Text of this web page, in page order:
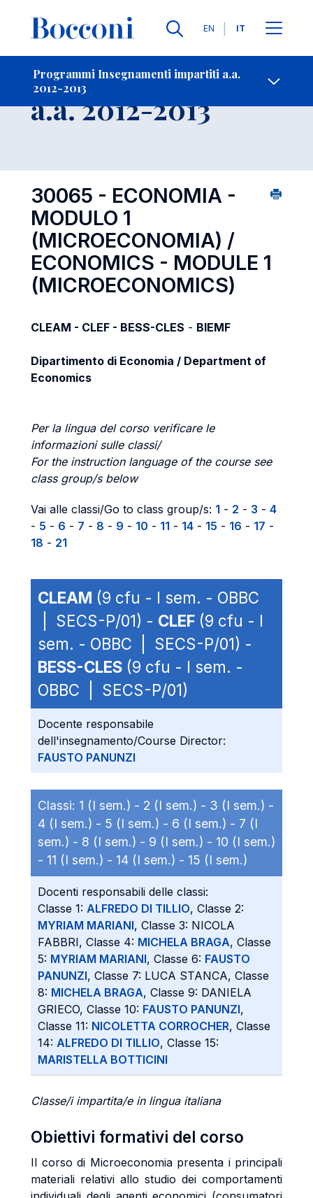
Lingue
EN IT
Programmi Insegnamenti impartiti a.a.
2012-2013
-
Insegnamento
a.a. 2012-2013
30065 - ECONOMIA -
MODULO 1
(MICROECONOMIA) /
ECONOMICS - MODULE 1
(MICROECONOMICS)
CLEAM - CLEF - BESS-CLES - BIEMF
Dipartimento di Economia / Department of
Economics
Per la lingua del corso verificare le
informazioni sulle classi/
For the instruction language of the course see
class group/s below
Vai alle classi/Go to class group/s: 1 - 2 - 3 - 4
- 5 - 6 - 7 - 8 - 9 - 10 - 11 - 14 - 15 - 16 - 17 -
18 - 21
CLEAM (9 cfu - I sem. - OBBC
| SECS-P/01) - CLEF (9 cfu - I
sem. - OBBC | SECS-P/01) -
BESS-CLES (9 cfu - I sem. -
OBBC | SECS-P/01)
Docente responsabile
dell'insegnamento/Course Director:
FAUSTO PANUNZI
Classi: 1 (I sem.) - 2 (I sem.) - 3 (I sem.) -
4 (I sem.) - 5 (I sem.) - 6 (I sem.) - 7 (I
sem.) - 8 (I sem.) - 9 (I sem.) - 10 (I sem.)
- 11 (I sem.) - 14 (I sem.) - 15 (I sem.)
Docenti responsabili delle classi:
Classe 1: ALFREDO DI TILLIO, Classe 2:
MYRIAM MARIANI, Classe 3: NICOLA
FABBRI, Classe 4: MICHELA BRAGA, Classe
5: MYRIAM MARIANI, Classe 6: FAUSTO
PANUNZI, Classe 7: LUCA STANCA, Classe
8: MICHELA BRAGA, Classe 9: DANIELA
GRIECO, Classe 10: FAUSTO PANUNZI,
Classe 11: NICOLETTA CORROCHER, Classe
14: ALFREDO DI TILLIO, Classe 15:
MARISTELLA BOTTICINI
Classe/i impartita/e in lingua italiana
Obiettivi formativi del corso
Il corso di Microeconomia presenta i principali
materiali relativi allo studio dei comportamenti